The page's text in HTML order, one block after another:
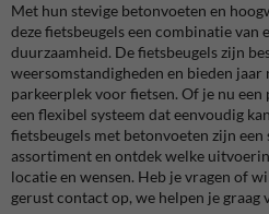
Met hun stevige betonvoeten en
deze fietsbeugels een combinatie
duurzaamheid. De fietsbeugels zijn
weersomstandigheden en bieden jaar
parkeerplek voor fietsen. Of je nu
een flexibel systeem dat eenvoudig
fietsbeugels met betonvoeten zijn
assortiment en ontdek welke
locatie en wensen. Heb je vragen of
gerust contact op, we helpen je graag